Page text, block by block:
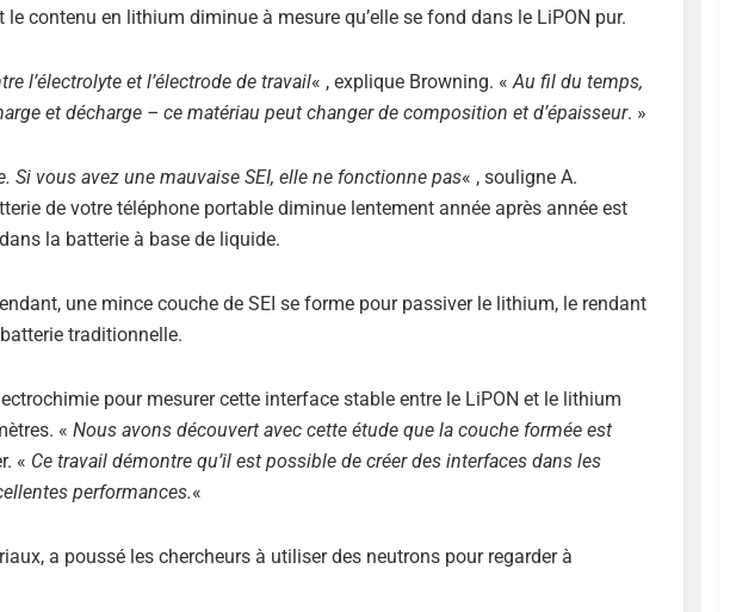
contenu en lithium diminue à mesure qu’elle se fond dans le LiPON pur.
l’électrolyte et l’électrode de travail« , explique Browning. «Au fil du temps,
et décharge – ce matériau peut changer de composition et d’épaisseur. »
Si vous avez une mauvaise SEI, elle ne fonctionne pas« , souligne A.
de votre téléphone portable diminue lentement année après année est
dans la batterie à base de liquide.
une mince couche de SEI se forme pour passiver le lithium, le rendant
traditionnelle.
pour mesurer cette interface stable entre le LiPON et le lithium
« Nous avons découvert avec cette étude que la couche formée est
« Ce travail démontre qu’il est possible de créer des interfaces dans les
performances.«
a poussé les chercheurs à utiliser des neutrons pour regarder à